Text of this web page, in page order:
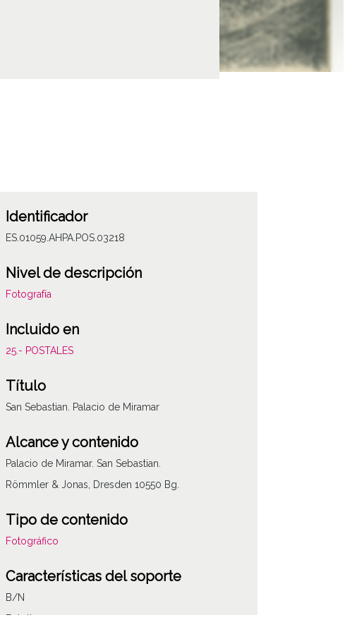
Identificador
ES.01059.AHPA.POS.03218
Nivel de descripción
Fotografía
Incluido en
25.- POSTALES
Título
San Sebastian. Palacio de Miramar
Alcance y contenido
Palacio de Miramar. San Sebastian.
Römmler & Jonas, Dresden 10550 Bg.
Tipo de contenido
Fotográfico
Características del soporte
B/N
Fototipo